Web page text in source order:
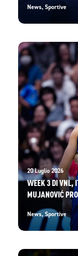
News,Sportive
20 Luglio 2026
WEEK 3 DI VNL,
MUJANOVIĆ
News,Sportive